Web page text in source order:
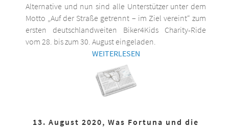
Alternative und nun sind alle Unterstützer unter dem
Motto „Auf der Straße getrennt – im Ziel vereint“ zum
ersten deutschlandweiten Biker4Kids Charity-Ride
vom 28. bis zum 30. August eingeladen.
WEITERLESEN
13. August 2020, Was Fortuna und die